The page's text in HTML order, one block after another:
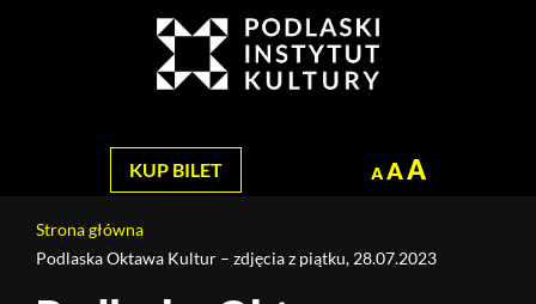
piątku,
KUP BILET A AA
Strona główna
Podlaska Oktawa Kultur – zdjęcia z piątku, 28.07.2023